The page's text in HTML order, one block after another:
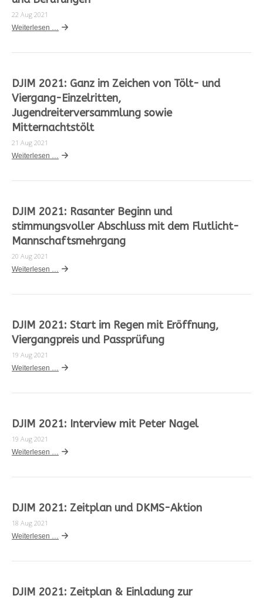
22 Aug 2021
Weiterlesen …
DJIM 2021: Ganz im Zeichen von Tölt- und
Viergang-Einzelritten,
Jugendreiterversammlung sowie
Mitternachtstölt
21 Aug 2021
Weiterlesen …
DJIM 2021: Rasanter Beginn und
stimmungsvoller Abschluss mit dem Flutlicht-
Mannschaftsmehrgang
20 Aug 2021
Weiterlesen …
DJIM 2021: Start im Regen mit Eröffnung,
Viergangpreis und Passprüfung
19 Aug 2021
Weiterlesen …
DJIM 2021: Interview mit Peter Nagel
19 Aug 2021
Weiterlesen …
DJIM 2021: Zeitplan und DKMS-Aktion
18 Aug 2021
Weiterlesen …
DJIM 2021: Zeitplan & Einladung zur